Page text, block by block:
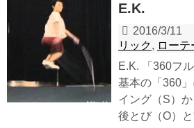
E.K.
2016/3/11
リック, ロー
E.K. 「360フ
基本の「360
イング（S）
後とび（O）